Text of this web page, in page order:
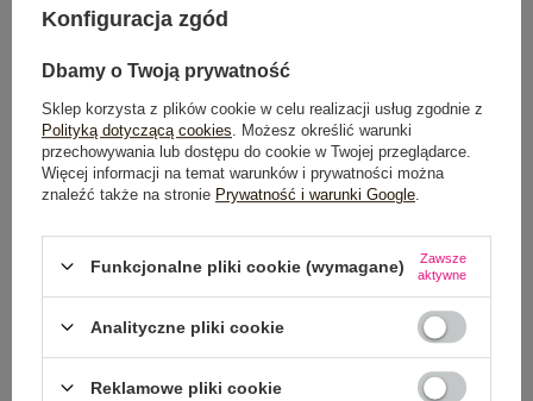
100 dni na zwrot
OPIS PRODUKTU
GŁÓWNE PARAMETRY
OPINIE O PRODUKCIE (0)
WYSYŁKA I DOSTAWA
ZWROTY I REKLAMACJE
Konfiguracja zgód
Dbamy o Twoją prywatność
Sklep korzysta z plików cookie w celu realizacji usług zgodnie z
Polityką dotyczącą cookies . Możesz określić warunki
przechowywania lub dostępu do cookie w Twojej przeglądarce.
Więcej informacji na temat warunków i prywatności można
znaleźć także na stronie Prywatność i warunki Google
Funkcjonalne pliki cookie (wymagane)
Zawsze
aktywne
Analityczne pliki cookie
Reklamowe pliki cookie